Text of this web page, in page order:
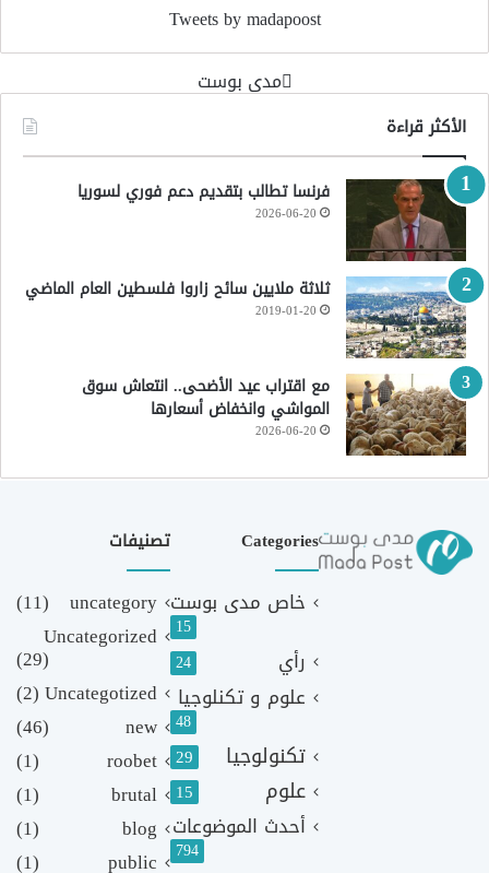
Tweets by madapoost
‏مدى بوست‏
الأكثر قراءة
فرنسا تطالب بتقديم دعم فوري لسوريا
2026-06-20
ثلاثة ملايين سائح زاروا فلسطين العام الماضي
2019-01-20
مع اقتراب عيد الأضحى.. انتعاش سوق
المواشي وانخفاض أسعارها
2026-06-20
Categories
خاص مدى بوست
15
رأي 24
علوم و تكنلوجيا
48
تكنولوجيا 29
علوم 15
أحدث الموضوعات
794
تصنيفات
uncategory
(11)
Uncategorized
(29)
Uncategotized
(2)
new
(46)
roobet
(1)
brutal
(1)
blog
(1)
public
(1)